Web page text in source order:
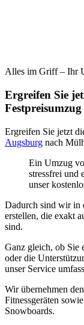
Alles im Griff – Ihr
Ergreifen Sie
Ergreifen Sie jetzt
Augsburg nach
Ein Umzug
stressfrei und
unser
Dadurch sind wir in
erstellen, die exakt
sind.
Ganz gleich, ob Sie
oder die
unser Service
Wir übernehmen
Fitnessgeräten
Snowboards.